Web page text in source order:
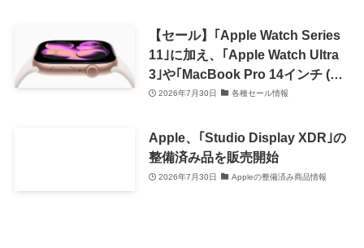
【セール】｢Apple Watch Series
11｣に加え、｢Apple Watch Ultra
3｣や｢MacBook Pro 14インチ (M5
Pro)｣の一部モデルが特価に
2026年7月30日 各種セール情報
Apple、｢Studio Display XDR｣の
整備済み品を販売開始
2026年7月30日 Appleの整備済み商品情報